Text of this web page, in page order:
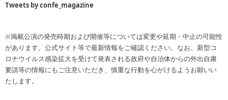
Tweets by confe_magazine
※掲載公演の発売時期および開催等については変更や延期・中止の可能性
があります。公式サイト等で最新情報をご確認ください。なお、新型コ
ロナウイルス感染拡大を受けて発表される政府や自治体からの外出自粛
要請等の情報にもご注意いただき、慎重な行動を心がけるようお願いい
たします。